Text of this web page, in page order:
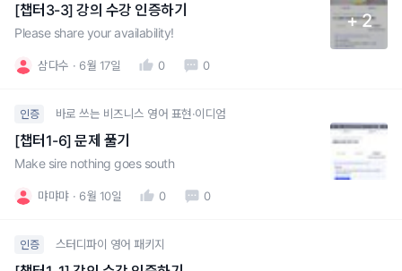
[챕터3-3] 강의 수강 인증하기
Please share your availability!
+ 2
삼다수 6월 17일 0 0
인증 바로 쓰는 비즈니스 영어 표현·이디엄
[챕터1-6] 문제 풀기
Make sire nothing goes south
먀먀먀 6월 10일 0 0
인증 스터디파이 영어 패키지